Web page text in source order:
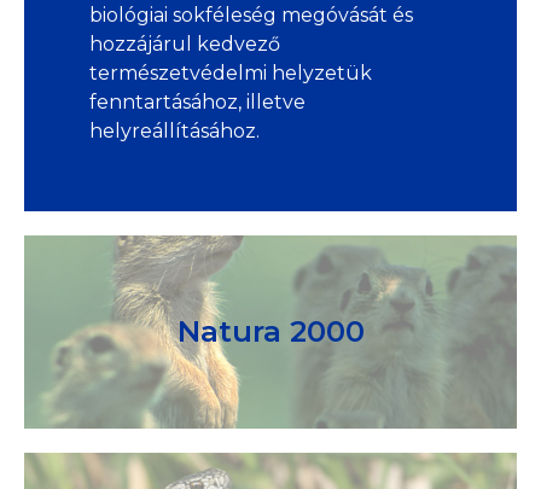
biológiai sokféleség megóvását és
hozzájárul kedvező
természetvédelmi helyzetük
fenntartásához, illetve
helyreállításához.
Natura 2000